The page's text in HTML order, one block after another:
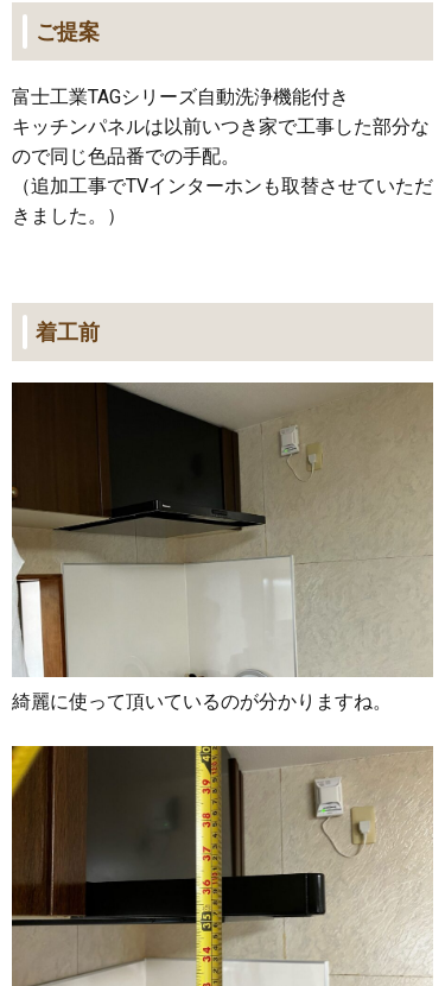
ご提案
富士工業TAGシリーズ自動洗浄機能付き
キッチンパネルは以前いつき家で工事した部分な
ので同じ色品番での手配。
（追加工事でTVインターホンも取替させていただ
きました。）
着工前
綺麗に使って頂いているのが分かりますね。